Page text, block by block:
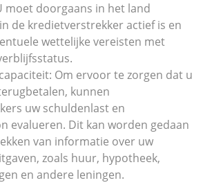
moet doorgaans in het land
de kredietverstrekker actief is en
wettelijke vereisten met
Om ervoor te zorgen dat u
kunnen
uw schuldenlast en
evalueren. Dit kan worden gedaan
van informatie over uw
zoals huur, hypotheek,
en andere leningen.